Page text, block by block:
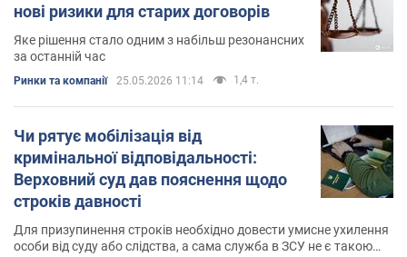
нові ризики для старих договорів
Яке рішення стало одним з набільш резонансних
за останній час
Ринки та компанії 25.05.2026 11:14 1,4 т.
Чи рятує мобілізація від
кримінальної відповідальності:
Верховний суд дав пояснення щодо
строків давності
Для призупинення строків необхідно довести умисне ухилення
особи від суду або слідства, а сама служба в ЗСУ не є такою